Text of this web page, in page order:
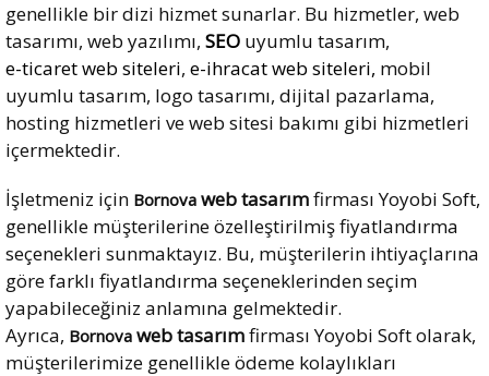
genellikle bir dizi hizmet sunarlar. Bu hizmetler, web
tasarımı, web yazılımı, SEO uyumlu tasarım,
e-ticaret web siteleri, e-ihracat web siteleri, mobil
uyumlu tasarım, logo tasarımı, dijital pazarlama,
hosting hizmetleri ve web sitesi bakımı gibi hizmetleri
içermektedir.
İşletmeniz için Bornova web tasarımfirması Yoyobi Soft,
genellikle müşterilerine özelleştirilmiş fiyatlandırma
seçenekleri sunmaktayız. Bu, müşterilerin ihtiyaçlarına
göre farklı fiyatlandırma seçeneklerinden seçim
yapabileceğiniz anlamına gelmektedir.
Ayrıca, Bornova web tasarımfirması Yoyobi Soft olarak,
müşterilerimize genellikle ödeme kolaylıkları